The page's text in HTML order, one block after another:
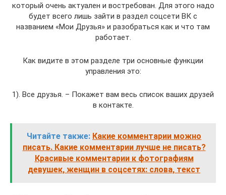
который очень актуален и востребован. Для этого надо
будет всего лишь зайти в раздел соцсети ВК с
названием «Мои Друзья» и разобраться как и что там
работает.
Как видите в этом разделе три основные функции
управления это:
1). Все друзья. – Покажет вам весь список ваших друзей
в контакте.
Читайте также: Какие комментарии можно
писать. Какие комментарии лучше не писать?
Красивые комментарии к фотографиям
девушек, женщин в соцсетях: слова, текст